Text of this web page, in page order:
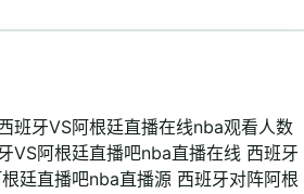
班牙VS阿根廷直播在线nba观看人数
VS阿根廷直播吧nba直播在线 西班牙
廷直播吧nba直播源 西班牙对阵阿根